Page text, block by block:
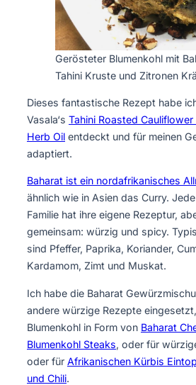
Gerösteter Blumenkohl mit
Tahini Kruste und Zitronen
Dieses fantastische Rezept habe
Vasala‘s Tahini Roasted
Herb Oil entdeckt und für meinen
adaptiert.
Baharat ist ein nordafrikanisches
ähnlich wie in Asien das Curry.
Familie hat ihre eigene Rezeptur,
gemeinsam: würzig und spicy.
sind Pfeffer, Paprika, Koriander,
Kardamom, Zimt und Muskat.
Ich habe die Baharat
andere würzige Rezepte
Blumenkohl in Form von Baharat
Blumenkohl Steaks, oder für
oder für Afrikanischen Kürbis
und Chili.